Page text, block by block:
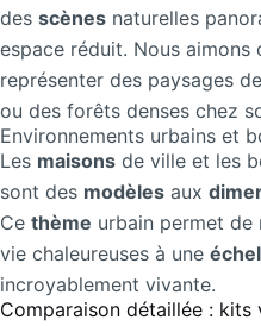
des scènes naturelles
espace réduit. Nous aimons
représenter des paysages
ou des forêts denses chez
Environnements urbains et
Les maisons de ville et les
sont des modèles aux
Ce thème urbain permet de
vie chaleureuses à une
incroyablement vivante.
Comparaison détaillée : kits